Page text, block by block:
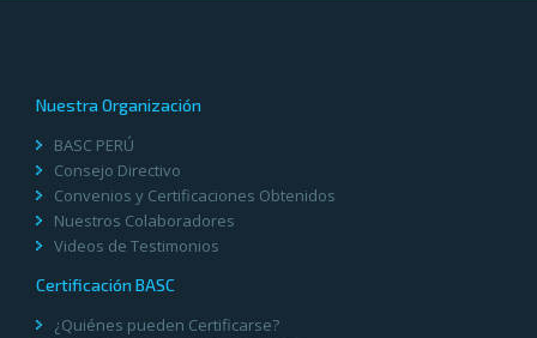
Nuestra Organización
BASC PERÚ
Consejo Directivo
Convenios y Certificaciones Obtenidos
Nuestros Colaboradores
Videos de Testimonios
Certificación BASC
¿Quiénes pueden Certificarse?